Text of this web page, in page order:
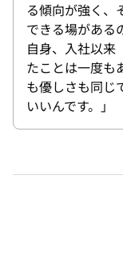
る傾向が強く、
できる場がある
自身、入社以来
たことは一度も
も優しさも同じ
いいんです。」